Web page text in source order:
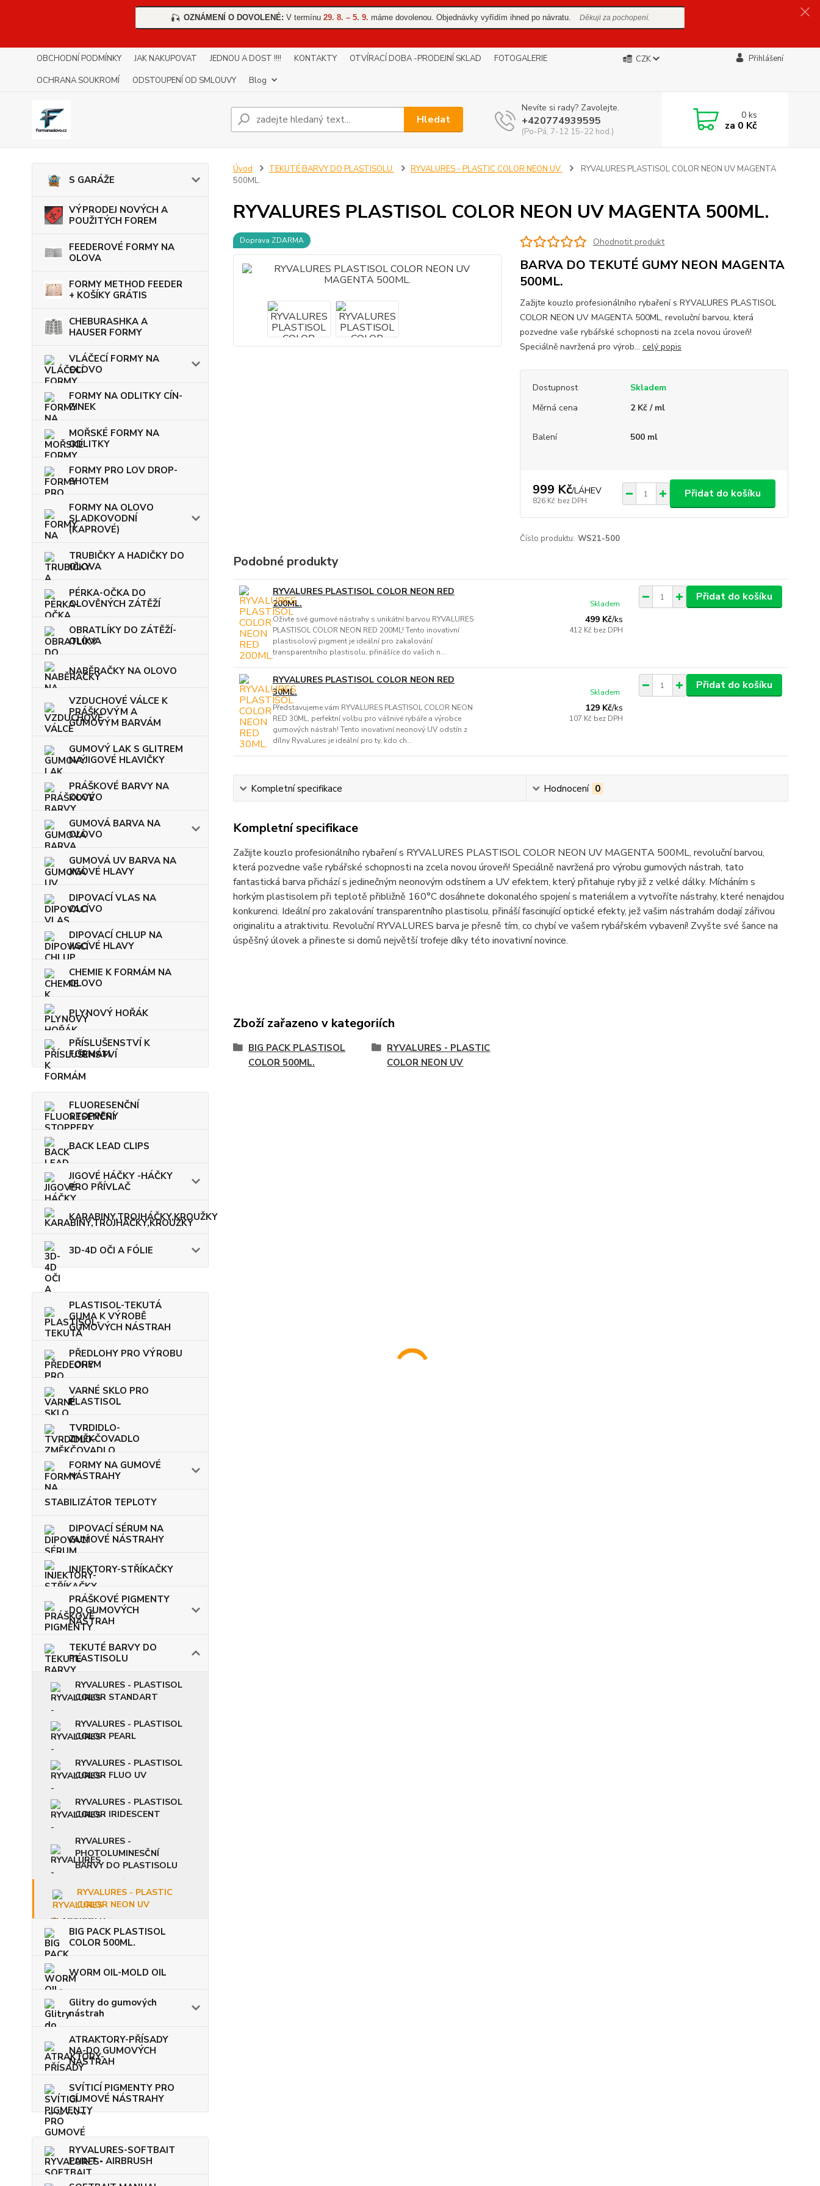
🎣 OZNÁMENÍ O DOVOLENÉ: V termínu 29. 8. – 5. 9. máme dovolenou. Objednávky vyřídím ihned po návratu. Děkuji za pochopení.
OBCHODNÍ PODMÍNKY JAK NAKUPOVAT JEDNOU A DOST !!!! KONTAKTY OTVÍRACÍ DOBA -PRODEJNÍ SKLAD
FOTOGALERIE
OCHRANA SOUKROMÍ
ODSTOUPENÍ OD SMLOUVY Blog
CZK Přihlášení
Hledat
Nevíte si rady? Zavolejte.
+420774939595
(Po-Pá, 7-12 15-22 hod.)
0ks
za 0 Kč
S GARÁŽE
VÝPRODEJ NOVÝCH A
POUŽITÝCH FOREM
FEEDEROVÉ FORMY NA
OLOVA
FORMY METHOD FEEDER
+ KOŠÍKY GRÁTIS
CHEBURASHKA A
HAUSER FORMY
VLÁČECÍ FORMY NA
OLOVO
FORMY NA ODLITKY CÍN-
ZINEK
MOŘSKÉ FORMY NA
ODLITKY
FORMY PRO LOV DROP-
SHOTEM
FORMY NA OLOVO
SLADKOVODNÍ
(KAPROVÉ)
TRUBIČKY A HADIČKY DO
OLOVA
PÉRKA-OČKA DO
OLOVĚNÝCH ZÁTĚŽÍ
OBRATLÍKY DO ZÁTĚŽÍ-
OLOVA
NABĚRAČKY NA OLOVO
VZDUCHOVÉ VÁLCE K
PRÁŠKOVÝM A
GUMOVÝM BARVÁM
GUMOVÝ LAK S GLITREM
NA JIGOVÉ HLAVIČKY
PRÁŠKOVÉ BARVY NA
OLOVO
GUMOVÁ BARVA NA
OLOVO
GUMOVÁ UV BARVA NA
JIGOVÉ HLAVY
DIPOVACÍ VLAS NA
OLOVO
DIPOVACÍ CHLUP NA
JIGOVÉ HLAVY
CHEMIE K FORMÁM NA
OLOVO
PLYNOVÝ HOŘÁK
PŘÍSLUŠENSTVÍ K
FORMÁM
FLUORESENČNÍ
STOPPERY
BACK LEAD CLIPS
JIGOVÉ HÁČKY -HÁČKY
PRO PŘÍVLAČ
KARABINY,TROJHÁČKY,KROUŽKY
3D-4D OČI A FÓLIE
PLASTISOL-TEKUTÁ
GUMA K VÝROBĚ
GUMOVÝCH NÁSTRAH
PŘEDLOHY PRO VÝROBU
FOREM
VARNÉ SKLO PRO
PLASTISOL
TVRDIDLO-
ZMĚKČOVADLO
FORMY NA GUMOVÉ
NÁSTRAHY
STABILIZÁTOR TEPLOTY
DIPOVACÍ SÉRUM NA
GUMOVÉ NÁSTRAHY
INJEKTORY-STŘÍKAČKY
PRÁŠKOVÉ PIGMENTY
DO GUMOVÝCH
NÁSTRAH
TEKUTÉ BARVY DO
PLASTISOLU
RYVALURES - PLASTISOL
COLOR STANDART
RYVALURES - PLASTISOL
COLOR PEARL
RYVALURES - PLASTISOL
COLOR FLUO UV
RYVALURES - PLASTISOL
COLOR IRIDESCENT
RYVALURES -
PHOTOLUMINESČNÍ
BARVY DO PLASTISOLU
RYVALURES - PLASTIC
COLOR NEON UV
BIG PACK PLASTISOL
COLOR 500ML.
WORM OIL-MOLD OIL
Glitry do gumových
nástrah
ATRAKTORY-PŘÍSADY
NA-DO GUMOVÝCH
NÁSTRAH
SVÍTICÍ PIGMENTY PRO
GUMOVÉ NÁSTRAHY
RYVALURES-SOFTBAIT
PAINT - AIRBRUSH
Úvod TEKUTÉ BARVY DO PLASTISOLU RYVALURES - PLASTIC COLOR NEON UV
RYVALURES PLASTISOL COLOR NEON UV MAGENTA
500ML.
RYVALURES PLASTISOL COLOR NEON UV MAGENTA 500ML.
Doprava ZDARMA Ohodnotit produkt
BARVA DO TEKUTÉ GUMY NEON MAGENTA
500ML.
Zažijte kouzlo profesionálního rybaření s RYVALURES PLASTISOL
COLOR NEON UV MAGENTA 500ML, revoluční barvou, která
pozvedne vaše rybářské schopnosti na zcela novou úroveň!
Speciálně navržená pro výrob... celý popis
Dostupnost
Skladem
Měrná cena
2 Kč / ml
Balení 500 ml
999 Kč/LÁHEV
826 Kč bez DPH
Přidat do košíku
Číslo produktu: WS21-500
Podobné produkty
RYVALURES PLASTISOL COLOR NEON RED
200ML.
Oživte své gumové nástrahy s unikátní barvou RYVALURES
PLASTISOL COLOR NEON RED 200ML! Tento inovativní
plastisolový pigment je ideální pro zakalování
transparentního plastisolu, přinášíce do vašich n...
499 Kč/ks
412 Kč bez DPH
Skladem
Přidat do košíku
RYVALURES PLASTISOL COLOR NEON RED
30ML.
Představujeme vám RYVALURES PLASTISOL COLOR NEON
RED 30ML, perfektní volbu pro vášnivé rybáře a výrobce
gumových nástrah! Tento inovativní neonový UV odstín z
dílny RyvaLures je ideální pro ty, kdo ch...
129 Kč/ks
107 Kč bez DPH
Skladem
Přidat do košíku
Kompletní specifikace Hodnocení 0
Kompletní specifikace
Zažijte kouzlo profesionálního rybaření s RYVALURES PLASTISOL COLOR NEON UV MAGENTA 500ML, revoluční barvou,
která pozvedne vaše rybářské schopnosti na zcela novou úroveň! Speciálně navržená pro výrobu gumových nástrah, tato
fantastická barva přichází s jedinečným neonovým odstínem a UV efektem, který přitahuje ryby již z velké dálky. Mícháním s
horkým plastisolem při teplotě přibližně 160°C dosáhnete dokonalého spojení s materiálem a vytvoříte nástrahy, které nenajdou
konkurenci. Ideální pro zakalování transparentního plastisolu, přináší fascinující optické efekty, jež vašim nástrahám dodají zářivou
originalitu a atraktivitu. Revoluční RYVALURES barva je přesně tím, co chybí ve vašem rybářském vybavení! Zvyšte své šance na
úspěšný úlovek a přineste si domů největší trofeje díky této inovativní novince.
Zboží zařazeno v kategoriích
BIG PACK PLASTISOL
COLOR 500ML.
RYVALURES - PLASTIC
COLOR NEON UV